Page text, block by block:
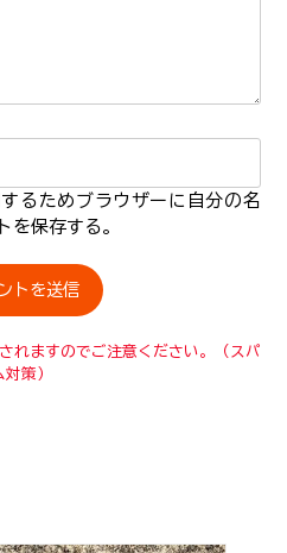
るためブラウザーに自分の名
を保存する。
れますのでご注意ください。（スパ
対策）